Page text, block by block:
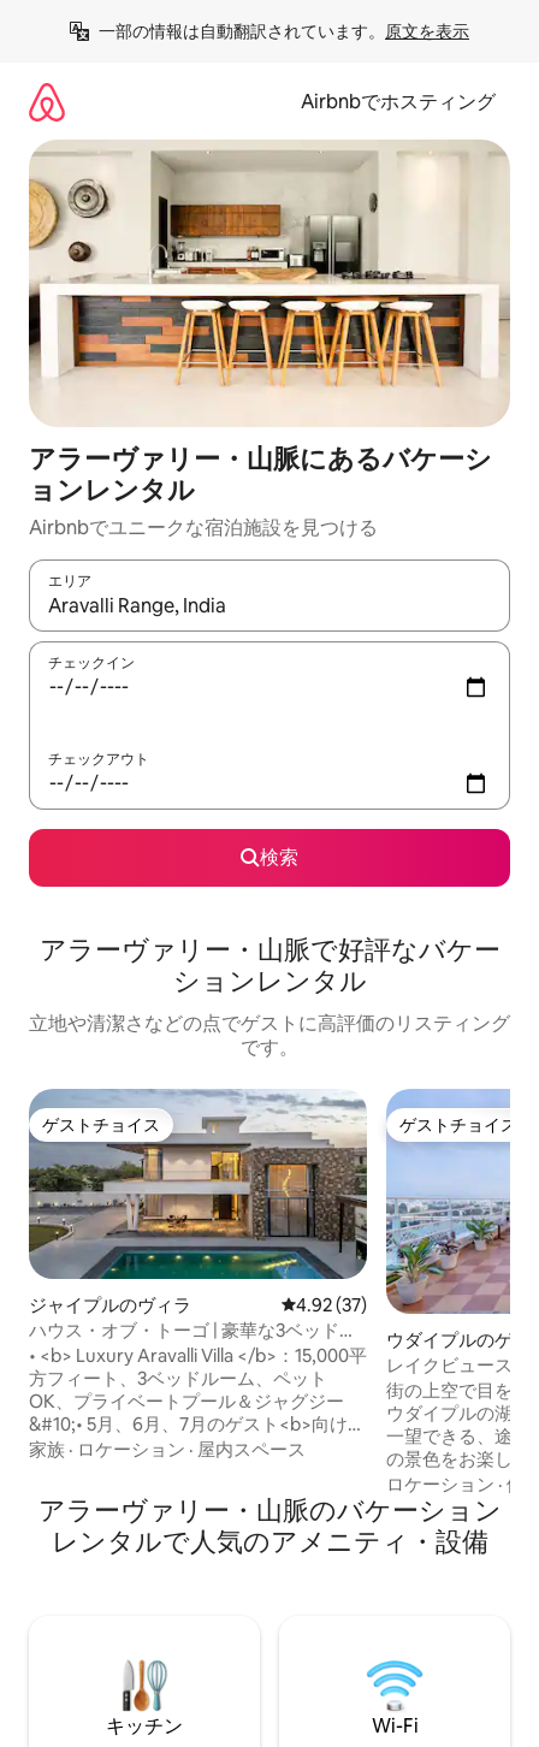
一部の情報は自動翻訳されています。 原文を表示
Airbnbでホスティング
アラーヴァリー・山脈にあるバケーシ
ョンレンタル
Airbnbでユニークな宿泊施設を見つける
エリア
検索結果が表示されたら、上下の矢印キーを使って移動するか
チェックイン
チェックアウト
検索
アラーヴァリー・山脈で好評なバケー
ションレンタル
立地や清潔さなどの点でゲストに高評価のリスティング
です。
ゲストチョイス
ゲストチョイス
ジャイプルのヴィラ レビュー37件、5つ星中4.92つ
4.92 (37)
ハウス・オブ・トーゴ | 豪華な3ベッドル
ームのヴィラ、プール、ジャグジー
• <b> Luxury Aravalli Villa </b>：15,000平
方フィート、3ベッドルーム、ペット
OK、プライベートプール＆ジャグジー
&#10;• 5月、6月、7月のゲスト<b>向けサ
マーエディット</b>限定ギフト
ット&#10;•<b>グルメキッチン</b>：オ
ーブン完備、シェフ（オンコール）
Zomato/Swiggyのデリバリーをご利用い
ただけます。&#10;• < b >エンターテイメ
理人、シェフ、5台分の駐車場。
家族 · ロケーション · 屋内スペース
ゲストチョイス
ゲストチョイス
ウダイプルのゲス
レイクビュースイ
ス | アラヴァリ山
街の上空で目を覚
ウダイプルの湖、
一望できる、途切
の景色をお楽しみくださ
にある魅力的な
室のデザイナーズ
た空間、プライ
気という、滅多に
してジャグジーと
ウェルネスゾーン
つろぎのひととき
す。
ロケーション ·価
アラーヴァリー・山脈のバケーション
レンタルで人気のアメニティ・設備
キッチン Wi-Fi